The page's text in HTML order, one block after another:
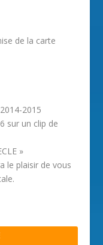
de la carte
2015
sur un clip de
»
le plaisir de vous